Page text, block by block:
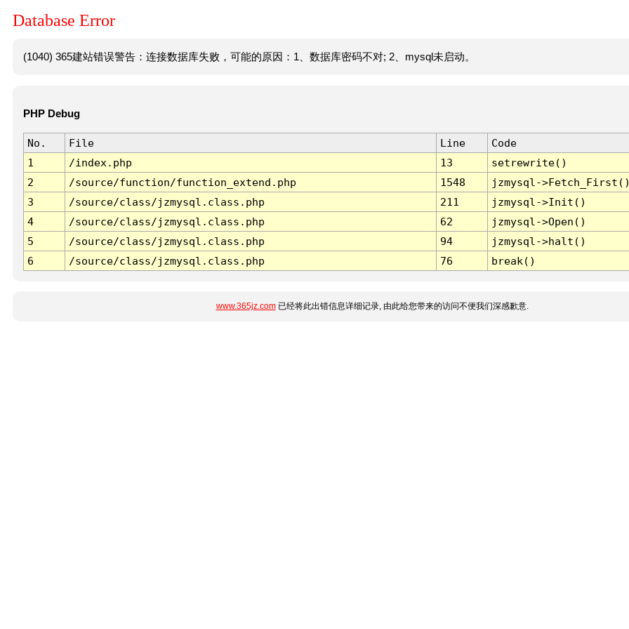
Database Error
(1040) 365建站错误警告：连接数据库失败，可能的原因：1、数据库密码不对; 2、mysql未启动。
PHP Debug
No. File Line
Code
1
/index.php 13
setrewrite()
2
/source/function/function_extend.php 1548
jzmysql-
3
/source/class/jzmysql.class.php 211
jzmysql->Init()
4
/source/class/jzmysql.class.php 62
jzmysql->Open()
5
/source/class/jzmysql.class.php 94
jzmysql->halt()
6
/source/class/jzmysql.class.php 76 break()
www.365jz.com已经将此出错信息详细记录, 由此给您带来的访问不便我们深感歉意.